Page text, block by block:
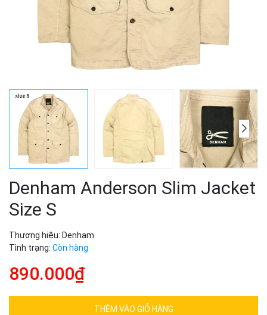
Denham Anderson Slim Jacket
Size S
Thương hiệu: Denham
Tình trạng: Còn hàng
890.000₫
THÊM VÀO GIỎ HÀNG